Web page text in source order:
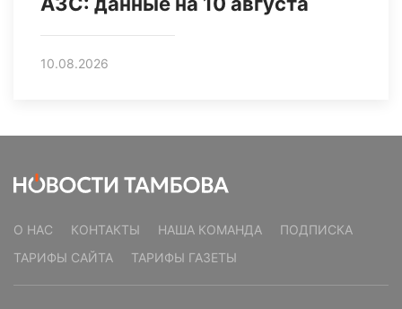
10.08.2026
О НАС КОНТАКТЫ НАША КОМАНДА
ПОДПИСКА
ТАРИФЫ САЙТА
ТАРИФЫ ГАЗЕТЫ